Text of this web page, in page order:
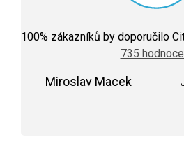
je
100% zákazníků by doporučilo
735
Miroslav Macek